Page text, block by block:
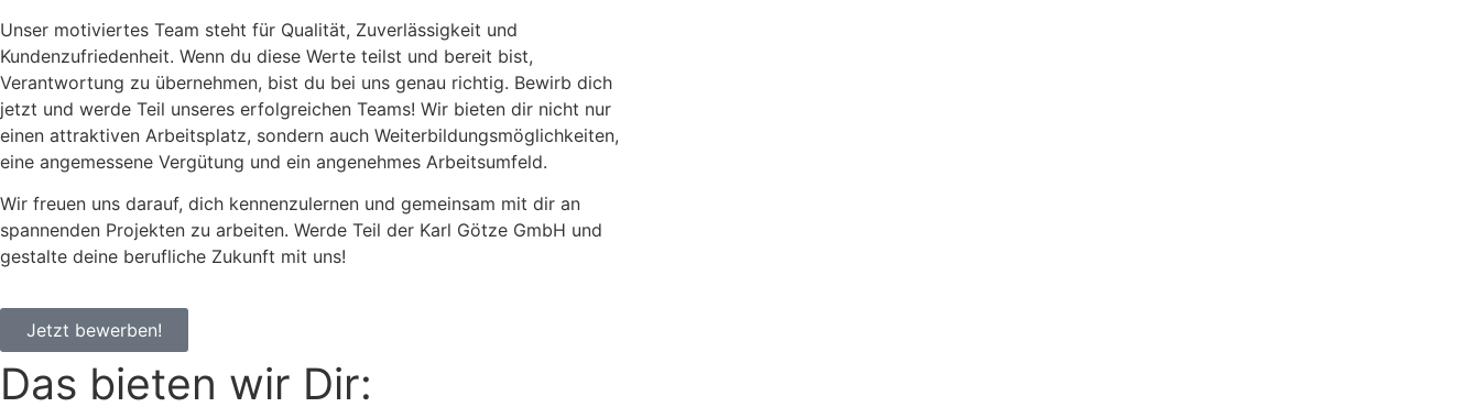
Unser motiviertes Team steht für Qualität, Zuverlässigkeit und
Kundenzufriedenheit. Wenn du diese Werte teilst und bereit bist,
Verantwortung zu übernehmen, bist du bei uns genau richtig. Bewirb dich
jetzt und werde Teil unseres erfolgreichen Teams! Wir bieten dir nicht nur
einen attraktiven Arbeitsplatz, sondern auch Weiterbildungsmöglichkeiten,
eine angemessene Vergütung und ein angenehmes Arbeitsumfeld.
Wir freuen uns darauf, dich kennenzulernen und gemeinsam mit dir an
spannenden Projekten zu arbeiten. Werde Teil der Karl Götze GmbH und
gestalte deine berufliche Zukunft mit uns!
Jetzt bewerben!
Das bieten wir Dir: